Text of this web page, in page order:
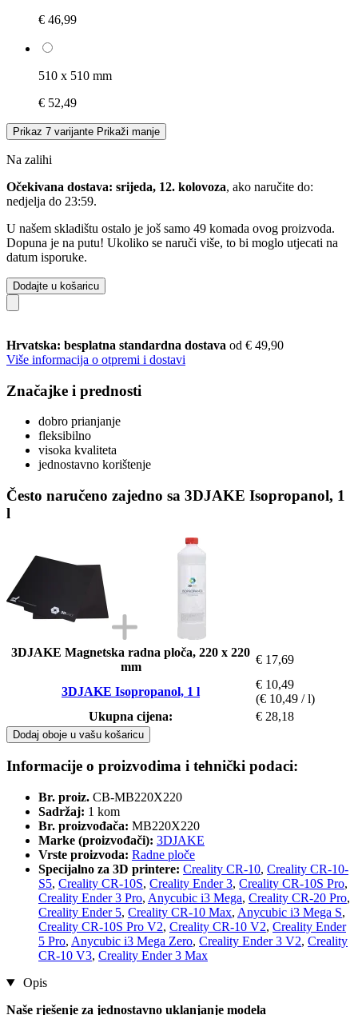
€ 46,99
510 x 510 mm
€ 52,49
Prikaz 7 varijante Prikaži manje
Na zalihi
Očekivana dostava: srijeda, 12. kolovoza, ako naručite do:
nedjelja do 23:59.
U našem skladištu ostalo je još samo 49 komada ovog proizvoda.
Dopuna je na putu! Ukoliko se naruči više, to bi moglo utjecati na
datum isporuke.
Dodajte u košaricu
Hrvatska: besplatna standardna dostava od € 49,90
Više informacija o otpremi i dostavi
Značajke i prednosti
dobro prianjanje
fleksibilno
visoka kvaliteta
jednostavno korištenje
Često naručeno zajedno sa 3DJAKE Isopropanol, 1
l
3DJAKE Magnetska radna ploča, 220 x 220
mm
€ 17,69
3DJAKE Isopropanol, 1 l
€ 10,49
(€ 10,49 / l)
Ukupna cijena:
€ 28,18
Dodaj oboje u vašu košaricu
Informacije o proizvodima i tehnički podaci:
Br. proiz. CB-MB220X220
Sadržaj: 1 kom
Br. proizvođača: MB220X220
Marke (proizvođači): 3DJAKE
Vrste proizvoda: Radne ploče
Specijalno za 3D printere: Creality CR-10, Creality CR-10-
S5, Creality CR-10S, Creality Ender 3, Creality CR-10S Pro,
Creality Ender 3 Pro, Anycubic i3 Mega, Creality CR-20 Pro,
Creality Ender 5, Creality CR-10 Max, Anycubic i3 Mega S,
Creality CR-10S Pro V2, Creality CR-10 V2, Creality Ender
5 Pro, Anycubic i3 Mega Zero, Creality Ender 3 V2, Creality
CR-10 V3, Creality Ender 3 Max
Opis
Naše rješenje za jednostavno uklanjanje modela